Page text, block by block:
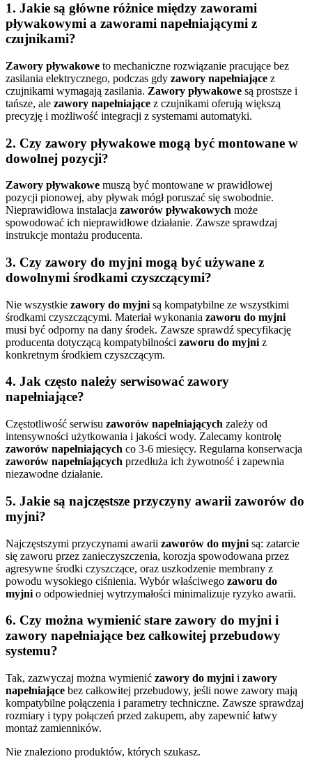
1. Jakie są główne różnice między zaworami
pływakowymi a zaworami napełniającymi z
czujnikami?
Zawory pływakowe to mechaniczne rozwiązanie pracujące bez
zasilania elektrycznego, podczas gdy zawory napełniające z
czujnikami wymagają zasilania. Zawory pływakowe są prostsze i
tańsze, ale zawory napełniające z czujnikami oferują większą
precyzję i możliwość integracji z systemami automatyki.
2. Czy zawory pływakowe mogą być montowane w
dowolnej pozycji?
Zawory pływakowe muszą być montowane w prawidłowej
pozycji pionowej, aby pływak mógł poruszać się swobodnie.
Nieprawidłowa instalacja zaworów pływakowych może
spowodować ich nieprawidłowe działanie. Zawsze sprawdzaj
instrukcje montażu producenta.
3. Czy zawory do myjni mogą być używane z
dowolnymi środkami czyszczącymi?
Nie wszystkie zawory do myjni są kompatybilne ze wszystkimi
środkami czyszczącymi. Materiał wykonania zaworu do myjni
musi być odporny na dany środek. Zawsze sprawdź specyfikację
producenta dotyczącą kompatybilności zaworu do myjni z
konkretnym środkiem czyszczącym.
4. Jak często należy serwisować zawory
napełniające?
Częstotliwość serwisu zaworów napełniających zależy od
intensywności użytkowania i jakości wody. Zalecamy kontrolę
zaworów napełniających co 3-6 miesięcy. Regularna konserwacja
zaworów napełniających przedłuża ich żywotność i zapewnia
niezawodne działanie.
5. Jakie są najczęstsze przyczyny awarii zaworów do
myjni?
Najczęstszymi przyczynami awarii zaworów do myjni są: zatarcie
się zaworu przez zanieczyszczenia, korozja spowodowana przez
agresywne środki czyszczące, oraz uszkodzenie membrany z
powodu wysokiego ciśnienia. Wybór właściwego zaworu do
myjni o odpowiedniej wytrzymałości minimalizuje ryzyko awarii.
6. Czy można wymienić stare zawory do myjni i
zawory napełniające bez całkowitej przebudowy
systemu?
Tak, zazwyczaj można wymienić zawory do myjni i zawory
napełniające bez całkowitej przebudowy, jeśli nowe zawory mają
kompatybilne połączenia i parametry techniczne. Zawsze sprawdzaj
rozmiary i typy połączeń przed zakupem, aby zapewnić łatwy
montaż zamienniкów.
Nie znaleziono produktów, których szukasz.